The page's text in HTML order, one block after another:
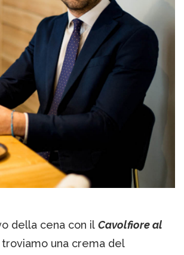
della cena con il Cavolfiore al
troviamo una crema del